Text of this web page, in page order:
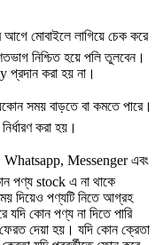
মোবাইলে লাগিয়ে চেক করে
নিশ্চিত হয়ে পলি তুলবেন।
প্রদান করা হয় না।
সময় বাড়তে বা কমতে পারে।
করা হয়।
Whatsapp, Messenger এবং
পণ্য stock এ না থাকে
দিয়েও পণ্যটি নিতে আগ্রহ
যদি কোন পণ্য না দিতে পারি
দেয়া হয়। যদি কোন ক্রেতা